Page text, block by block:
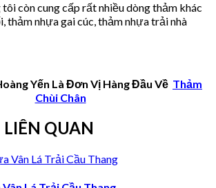
tôi còn cung cấp rất nhiều dòng thảm khác
thảm nhựa gai cúc, thảm nhựa trải nhà
Yến Là Đơn Vị Hàng Đầu Về Thảm
Chùi Chân
QUAN